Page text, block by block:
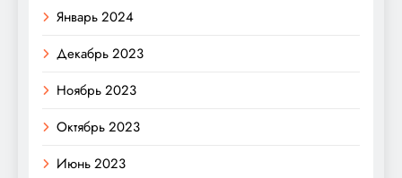
Январь 2024
Декабрь 2023
Ноябрь 2023
Октябрь 2023
Июнь 2023